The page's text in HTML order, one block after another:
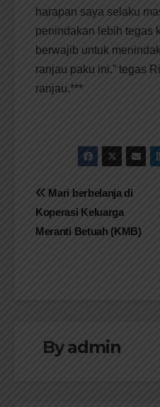
harapan saya selaku
penindakan lebih tegas
berwajib untuk
ranjau paku ini.” tegas
ranjau.***
Navigasi
pos
Mari berbelanja di
Koperasi Keluarga
Meranti Betuah (KMB)
Byadmin